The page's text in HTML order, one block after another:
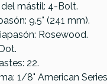
mástil: 4-Bolt.
9.5" (241 mm).
Rosewood.
22.
1/8" American